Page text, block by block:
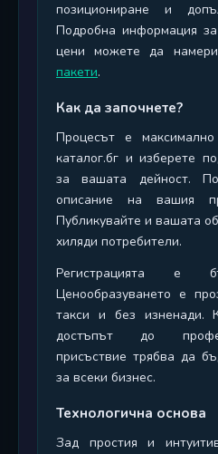
позициониране и
Подробна информация
цени можете да
пакети.
Как да започнете?
Процесът е максимално
каталог.бг и изберете
за вашата дейност.
описание на вашия
Публикувайте и вашата
хиляди потребители.
Регистрацията е
Ценообразуването е
такси и без изненади.
достъпът до
присъствие трябва да
за всеки бизнес.
Технологична основа
Зад простия и